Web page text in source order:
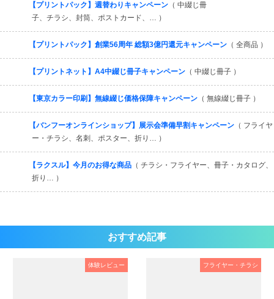
【プリントパック】週替わりキャンペーン （ 中綴じ冊
子、チラシ、封筒、ポストカード、… ）
【プリントパック】創業56周年 総額3億円還元キャンペーン （ 全商品 ）
【プリントネット】A4中綴じ冊子キャンペーン （ 中綴じ冊子 ）
【東京カラー印刷】無線綴じ価格保障キャンペーン （ 無線綴じ冊子 ）
【バンフーオンラインショップ】展示会準備早割キャンペーン （ フライヤ
ー・チラシ、名刺、ポスター、折り… ）
【ラクスル】今月のお得な商品 （ チラシ・フライヤー、冊子・カタログ、
折り… ）
おすすめ記事
体験レビュー フライヤー・チラシ